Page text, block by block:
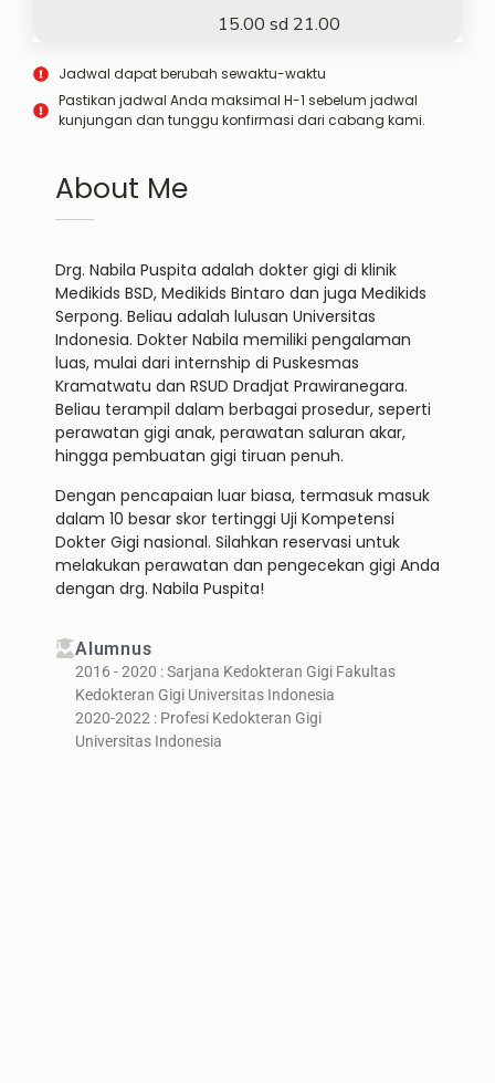
15.00 sd 21.00
Jadwal dapat berubah sewaktu-waktu
Pastikan jadwal Anda maksimal H-1 sebelum jadwal
kunjungan dan tunggu konfirmasi dari cabang kami.
About Me
Drg. Nabila Puspita adalah dokter gigi di klinik
Medikids BSD, Medikids Bintaro dan juga Medikids
Serpong. Beliau adalah lulusan Universitas
Indonesia. Dokter Nabila memiliki pengalaman
luas, mulai dari internship di Puskesmas
Kramatwatu dan RSUD Dradjat Prawiranegara.
Beliau terampil dalam berbagai prosedur, seperti
perawatan gigi anak, perawatan saluran akar,
hingga pembuatan gigi tiruan penuh.
Dengan pencapaian luar biasa, termasuk masuk
dalam 10 besar skor tertinggi Uji Kompetensi
Dokter Gigi nasional. Silahkan reservasi untuk
melakukan perawatan dan pengecekan gigi Anda
dengan drg. Nabila Puspita!
Alumnus
2016 - 2020 : Sarjana Kedokteran Gigi Fakultas
Kedokteran Gigi Universitas Indonesia
2020-2022 : Profesi Kedokteran Gigi
Universitas Indonesia